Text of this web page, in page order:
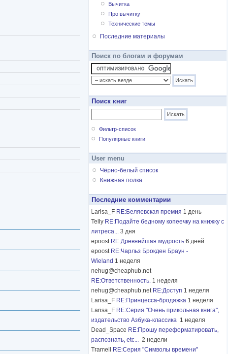
Вычитка
Про вычитку
Технические темы
Последние материалы
Поиск по блогам и форумам
Поиск книг
Фильтр-список
Популярные книги
User menu
Чёрно-белый список
Книжная полка
Последние комментарии
Larisa_F RE:Беляевская премия 1 день
Telly RE:Подайте бедному копеечку на книжку с
литреса... 3 дня
epoost RE:Древнейшая мудрость 6 дней
epoost RE:Чарльз Брокден Браун -
Wieland 1 неделя
nehug@cheaphub.net
RE:Ответственность. 1 неделя
nehug@cheaphub.net RE:Доступ 1 неделя
Larisa_F RE:Принцесса-бродяжка 1 неделя
Larisa_F RE:Серия "Очень прикольная книга",
издательство Азбука-классика 1 неделя
Dead_Space RE:Прошу переформатировать,
распознать, etc... 2 недели
Tramell
RE:Серия "Символы времени"